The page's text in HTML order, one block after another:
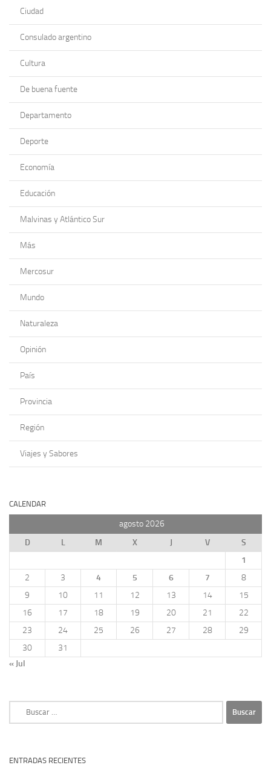
Ciudad
Consulado argentino
Cultura
De buena fuente
Departamento
Deporte
Economía
Educación
Malvinas y Atlántico Sur
Más
Mercosur
Mundo
Naturaleza
Opinión
País
Provincia
Región
Viajes y Sabores
CALENDAR
agosto 2026
D
L M X J V
S
1
2
3 4 5 6 7
8
9
10 11 12 13 14
15
16
17 18 19 20 21
22
23
24 25 26 27 28
29
30
31
« Jul
ENTRADAS RECIENTES